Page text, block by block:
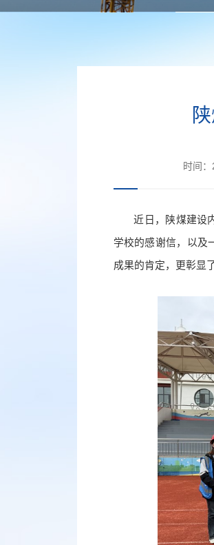
时间：
近日，陕煤建设
学校的感谢信，以及
成果的肯定，更彰显